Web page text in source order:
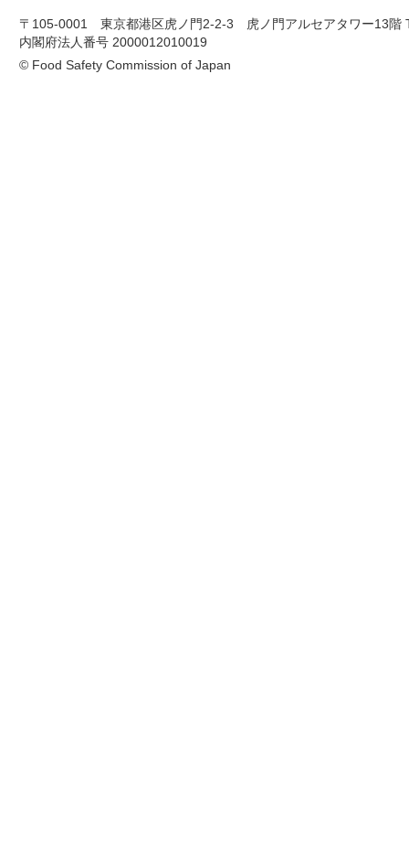
〒105-0001 東京都港区虎ノ門2-2-3 虎ノ門アルセアタワー13階
内閣府法人番号 2000012010019
© Food Safety Commission of Japan